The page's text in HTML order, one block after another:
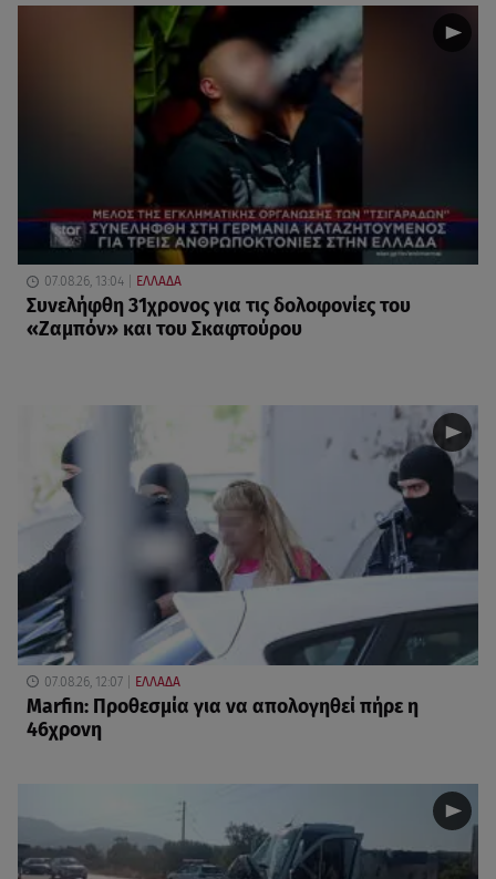
07.08.26, 13:04 ΕΛΛΑΔΑ
Συνελήφθη 31χρονος για τις δολοφονίες του
«Ζαμπόν» και του Σκαφτούρου
07.08.26, 12:07 ΕΛΛΑΔΑ
Marfin: Προθεσμία για να απολογηθεί πήρε η
46χρονη